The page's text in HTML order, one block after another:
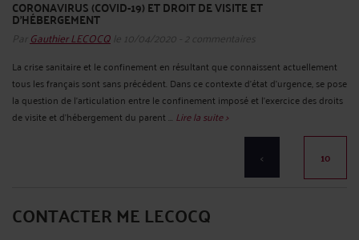
CORONAVIRUS (COVID-19) ET DROIT DE VISITE ET
D'HÉBERGEMENT
Par Gauthier LECOCQ le 10/04/2020 - 2 commentaires
La crise sanitaire et le confinement en résultant que connaissent actuellement
tous les français sont sans précédent. Dans ce contexte d’état d’urgence, se pose
la question de l’articulation entre le confinement imposé et l’exercice des droits
de visite et d’hébergement du parent ... Lire la suite >
< 10
CONTACTER ME LECOCQ